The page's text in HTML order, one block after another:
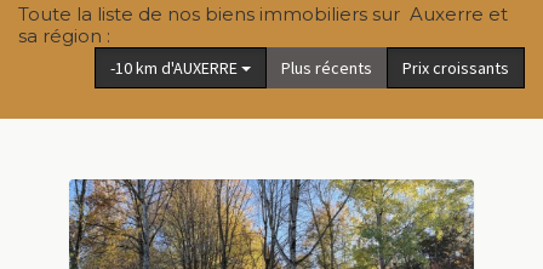
Toute la liste de nos biens immobiliers sur Auxerre et
sa région :
-10 km d'AUXERRE Plus récents Prix croissants